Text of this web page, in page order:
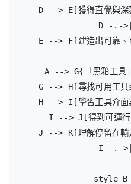
D --> E[獲得直覺與深
D -.-
E --> F[建造出可靠、
A --> G{「黑箱工具
G --> H[尋找可用工具
H --> I[學習工具介面
I --> J[得到可運
J --> K[理解停留在輸
I -.-
style B